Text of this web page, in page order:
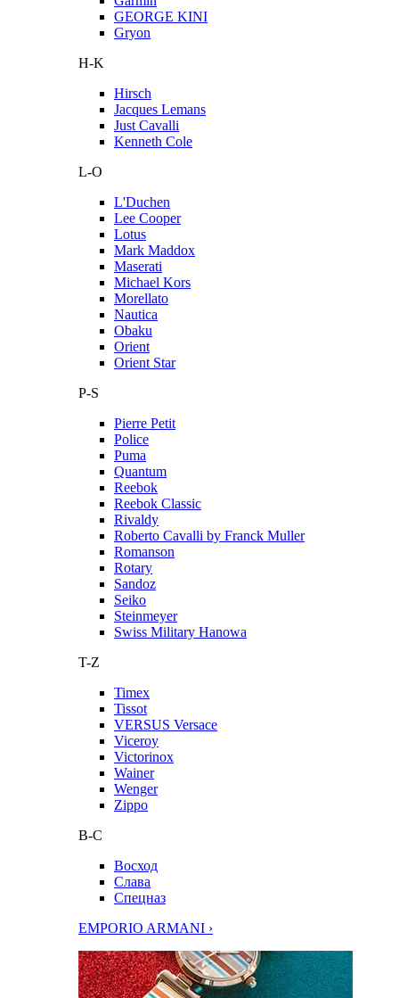
GEORGE KINI
Gryon
H-K
Hirsch
Jacques Lemans
Just Cavalli
Kenneth Cole
L-O
L'Duchen
Lee Cooper
Lotus
Mark Maddox
Maserati
Michael Kors
Morellato
Nautica
Obaku
Orient
Orient Star
P-S
Pierre Petit
Police
Puma
Quantum
Reebok
Reebok Classic
Rivaldy
Roberto Cavalli by Franck Muller
Romanson
Rotary
Sandoz
Seiko
Steinmeyer
Swiss Military Hanowa
T-Z
Timex
Tissot
VERSUS Versace
Viceroy
Victorinox
Wainer
Wenger
Zippo
В-С
Восход
Слава
Спецназ
EMPORIO ARMANI ›